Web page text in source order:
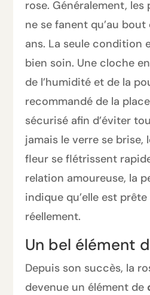
rose. Généralement, les
ne se fanent qu’au
ans. La seule condition
bien soin. Une cloche
de l’humidité et de la
recommandé de la
sécurisé afin d’éviter
jamais le verre se brise,
fleur se flétrissent
relation amoureuse, la
indique qu’elle est prête
réellement.
Un bel élément
Depuis son succès, la
devenue un élément de